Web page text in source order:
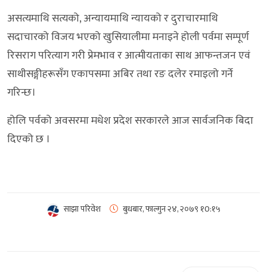
असत्यमाथि सत्यको, अन्यायमाथि न्यायको र दुराचारमाथि
सदाचारको विजय भएको खुसियालीमा मनाइने होली पर्वमा सम्पूर्ण
रिसराग परित्याग गरी प्रेमभाव र आत्मीयताका साथ आफन्तजन एवं
साथीसङ्गीहरूसँग एकापसमा अबिर तथा रङ दलेर रमाइलो गर्ने
गरिन्छ।
होलि पर्वको अवसरमा मधेश प्रदेश सरकारले आज सार्वजनिक बिदा
दिएको छ ।
साझा परिवेश बुधबार, फाल्गुन २४, २०७९ १0:१५